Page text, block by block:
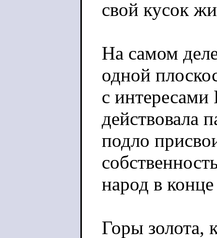
свой кусок
На самом
одной
с
действовала
подло
народ в
Горы золота,